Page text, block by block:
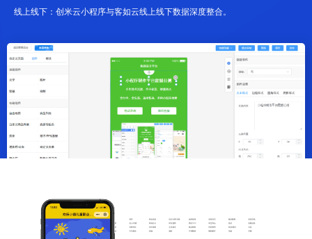
线上线下：创米云小程序与客如云线上线下数据深度整合。